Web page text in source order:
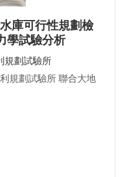
庫可行性規劃檢
學試驗分析
規劃試驗所
規劃試驗所 聯合大地